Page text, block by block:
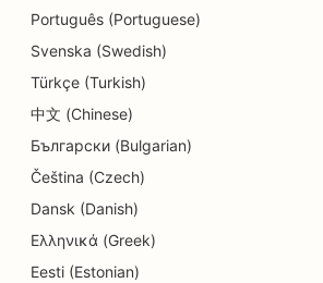
Dermabrazyon Hizmetleri için SEO
Detay Mağazaları için SEO
Donut Dükkanları için SEO
Kuru Temizlemeciler için SEO
Elektrikçiler için SEO
Português (Portuguese)
Svenska (Swedish)
Türkçe (Turkish)
中文 (Chinese)
Български (Bulgarian)
Čeština (Czech)
Dansk (Danish)
Ελληνικά (Greek)
Eesti (Estonian)